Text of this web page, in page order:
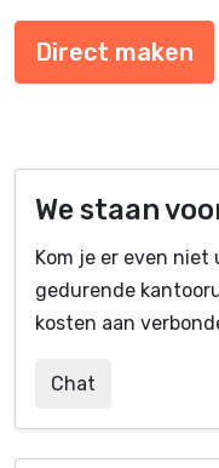
Direct maken
We staan
Kom je er even
gedurende
kosten aan
Chat